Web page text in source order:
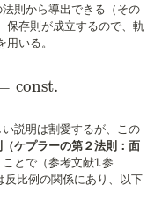
則から導出できる（その
保存則が成立するので、軌
いる。
-
const.
説明は割愛するが、この
ケプラーの第２法則：面
とで（参考文献1.参
反比例の関係にあり、以下